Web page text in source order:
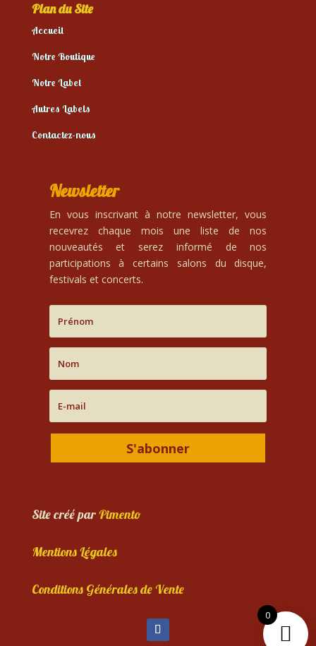
Plan du Site
Accueil
Notre Boutique
Notre Label
Autres Labels
Contactez-nous
Newsletter
En vous inscrivant à notre newsletter, vous
recevrez chaque mois une liste de nos
nouveautés et serez informé de nos
participations à certains salons du disque,
festivals et concerts.
S'abonner
Site créé parPimento
Mentions Légales
Conditions Générales de Vente
0